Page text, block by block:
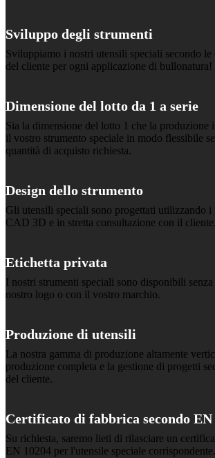
Sviluppo degli strumenti
Sviluppiamo i nostri utensili speciali secondo
del cliente per ogni applicazione di bullonatura!
Dimensione del lotto da 1 a serie
Sia la dimensione del lotto 1 che la produzione
il vostro strumento speciale in modo flessibile
quantità di acquisto richiesta.
Design dello strumento
Gli utensili speciali sono progettati utilizzando i
CAD 3D e in stretta consultazione con il cliente.
Etichetta privata
I nostri strumenti speciali sono disponibili
nostro logo o con il vostro marchio.
Produzione di utensili
La nostra gamma di produzione altamente
produzione completa e la gestione di progetti
del cliente.
Certificato di fabbrica secondo EN
Su richiesta, saremo lieti di rilasciare un
EN 10204 per l'utensile speciale corrispondente.